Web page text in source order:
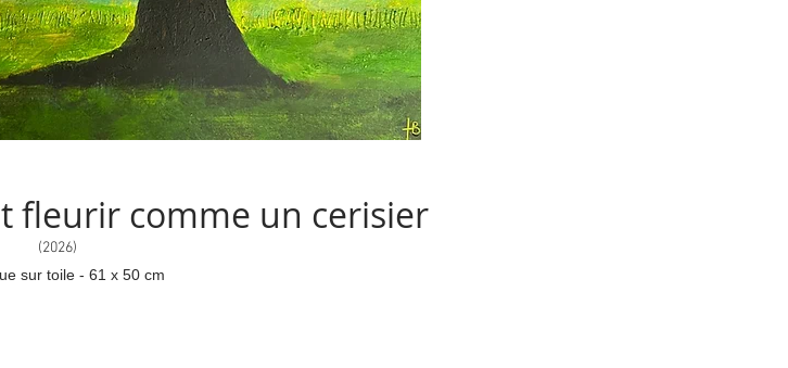
fleurir comme un cerisier
(2026)
sur toile - 61 x 50 cm